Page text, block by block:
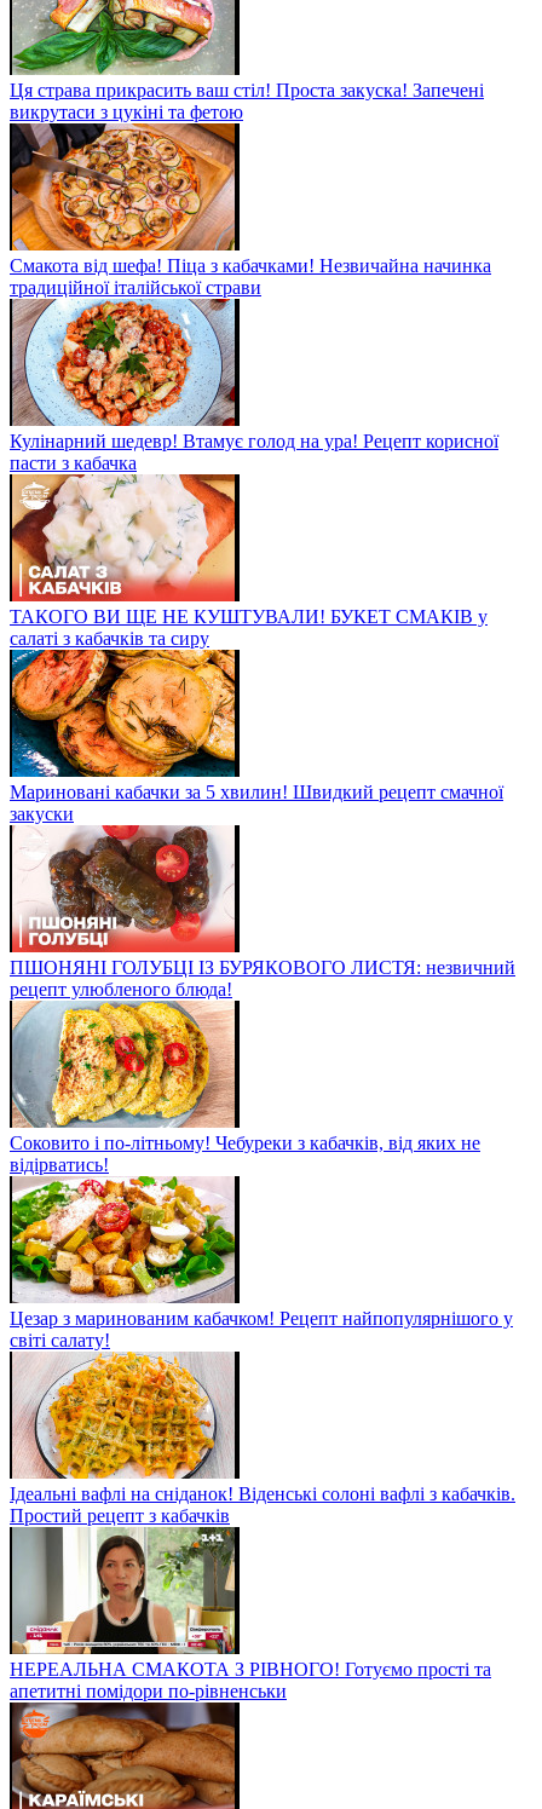
Ця страва прикрасить ваш стіл! Проста закуска! Запечені
викрутаси з цукіні та фетою
Смакота від шефа! Піца з кабачками! Незвичайна начинка
традиційної італійської страви
Кулінарний шедевр! Втамує голод на ура! Рецепт корисної
пасти з кабачка
ТАКОГО ВИ ЩЕ НЕ КУШТУВАЛИ! БУКЕТ СМАКІВ у
салаті з кабачків та сиру
Мариновані кабачки за 5 хвилин! Швидкий рецепт смачної
закуски
ПШОНЯНІ ГОЛУБЦІ ІЗ БУРЯКОВОГО ЛИСТЯ: незвичний
рецепт улюбленого блюда!
Соковито і по-літньому! Чебуреки з кабачків, від яких не
відірватись!
Цезар з маринованим кабачком! Рецепт найпопулярнішого у
світі салату!
Ідеальні вафлі на сніданок! Віденські солоні вафлі з кабачків.
Простий рецепт з кабачків
НЕРЕАЛЬНА СМАКОТА З РІВНОГО! Готуємо прості та
апетитні помідори по-рівненськи